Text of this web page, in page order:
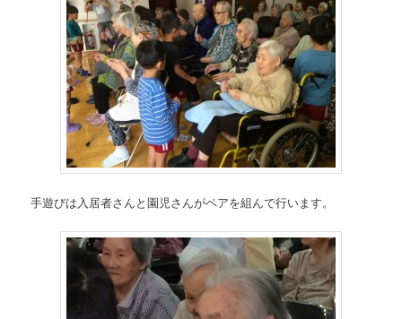
手遊びは入居者さんと園児さんがペアを組んで行います。